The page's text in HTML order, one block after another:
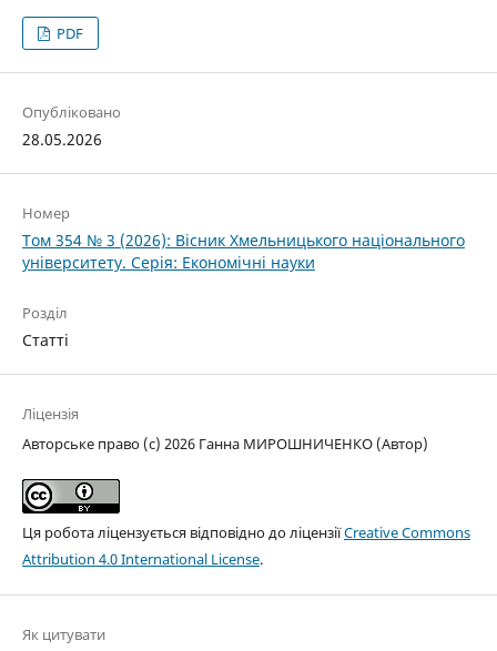
PDF
Опубліковано
28.05.2026
Номер
Том 354 № 3 (2026): Вісник Хмельницького національного
університету. Серія: Економічні науки
Розділ
Статті
Ліцензія
Авторське право (c) 2026 Ганна МИРОШНИЧЕНКО (Автор)
Ця робота ліцензується відповідно до ліцензіїCreative Commons
Attribution 4.0 International License.
Як цитувати